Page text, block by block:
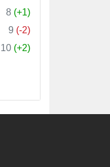
8 (+1)
9 (-2)
10 (+2)